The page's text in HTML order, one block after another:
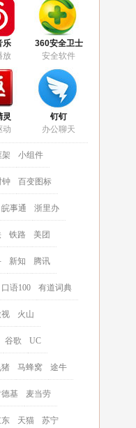
乐
放
360安全卫士
安全软件
灵
动
钉钉
办公聊天
架 小组件
钟 百变图标
皖事通 浙里办
铁路 美团
新知 腾讯
口语100 有道词典
火山
谷歌 UC
马蜂窝 途牛
基 麦当劳
天猫 苏宁